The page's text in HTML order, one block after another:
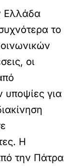
Ελλάδα
το
οι
υποψίες για
Η
την Πάτρα